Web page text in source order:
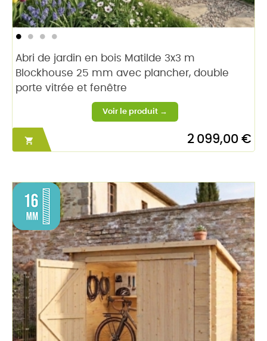
Abri de jardin en bois Matilde 3x3 m
Blockhouse 25 mm avec plancher, double
porte vitrée et fenêtre
 2 099,00 €